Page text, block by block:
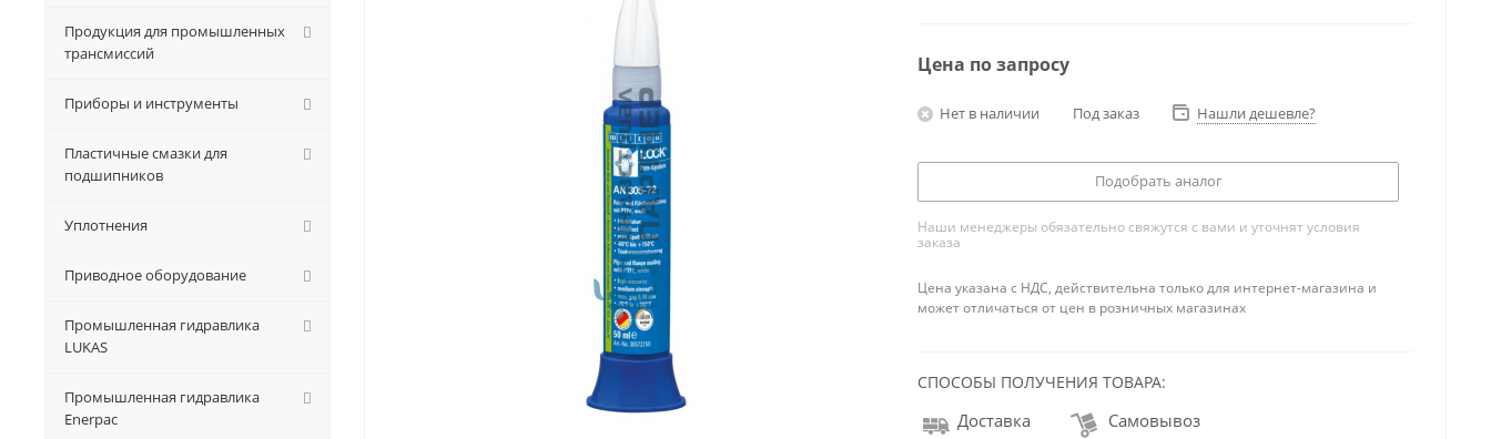
Цена по запросу
Нет в наличии Под заказ Нашли дешевле?
Подобрать аналог
Наши менеджеры обязательно свяжутся с вами и уточнят условия
заказа
Цена указана с НДС, действительна только для интернет-магазина и
может отличаться от цен в розничных магазинах
СПОСОБЫ ПОЛУЧЕНИЯ ТОВАРА:
Доставка Самовывоз
Продукция для промышленных
трансмиссий
Приборы и инструменты
Пластичные смазки для
подшипников
Уплотнения
Приводное оборудование
Промышленная гидравлика
LUKAS
Промышленная гидравлика
Enerpac